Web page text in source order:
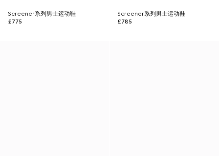
Screener系列男士运动鞋
£775
Screener系列男士运动鞋
£785